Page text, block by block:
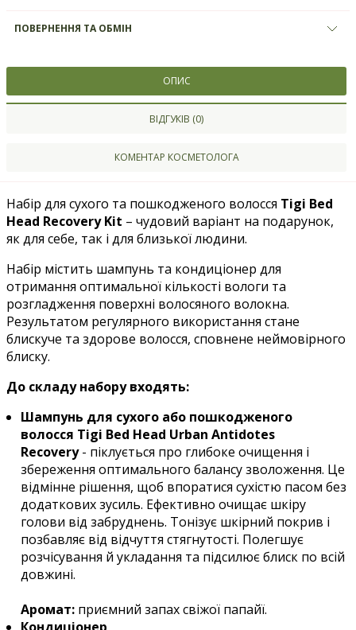
ПОВЕРНЕННЯ ТА ОБМІН
ОПИС
ВІДГУКІВ (0)
КОМЕНТАР КОСМЕТОЛОГА
Набір для сухого та пошкодженого волосся Tigi Bed
Head Recovery Kit – чудовий варіант на подарунок,
як для себе, так і для близької людини.
Набір містить шампунь та кондиціонер для
отримання оптимальної кількості вологи та
розгладження поверхні волосяного волокна.
Результатом регулярного використання стане
блискуче та здорове волосся, сповнене неймовірного
блиску.
До складу набору входять:
Шампунь для сухого або пошкодженого
волосся Tigi Bed Head Urban Antidotes
Recovery- піклується про глибоке очищення і
збереження оптимального балансу зволоження. Це
відмінне рішення, щоб впоратися сухістю пасом без
додаткових зусиль. Ефективно очищає шкіру
голови від забруднень. Тонізує шкірний покрив і
позбавляє від відчуття стягнутості. Полегшує
розчісування й укладання та підсилює блиск по всій
довжині.
Аромат:приємний запах свіжої папайї.
Кондиціонер